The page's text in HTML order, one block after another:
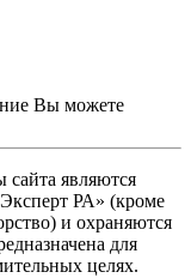
Вы можете
являются
РА» (кроме
и охраняются
для
целях.